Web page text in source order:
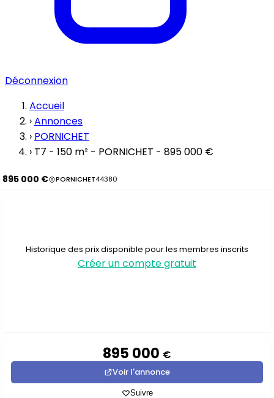
Déconnexion
Accueil
›Annonces
› PORNICHET
› T7 - 150 m² - PORNICHET - 895 000 €
895 000 € PORNICHET44380
Historique des prix disponible pour les membres inscrits
Créer un compte gratuit
895 000 €
Voir l'annonce
Suivre